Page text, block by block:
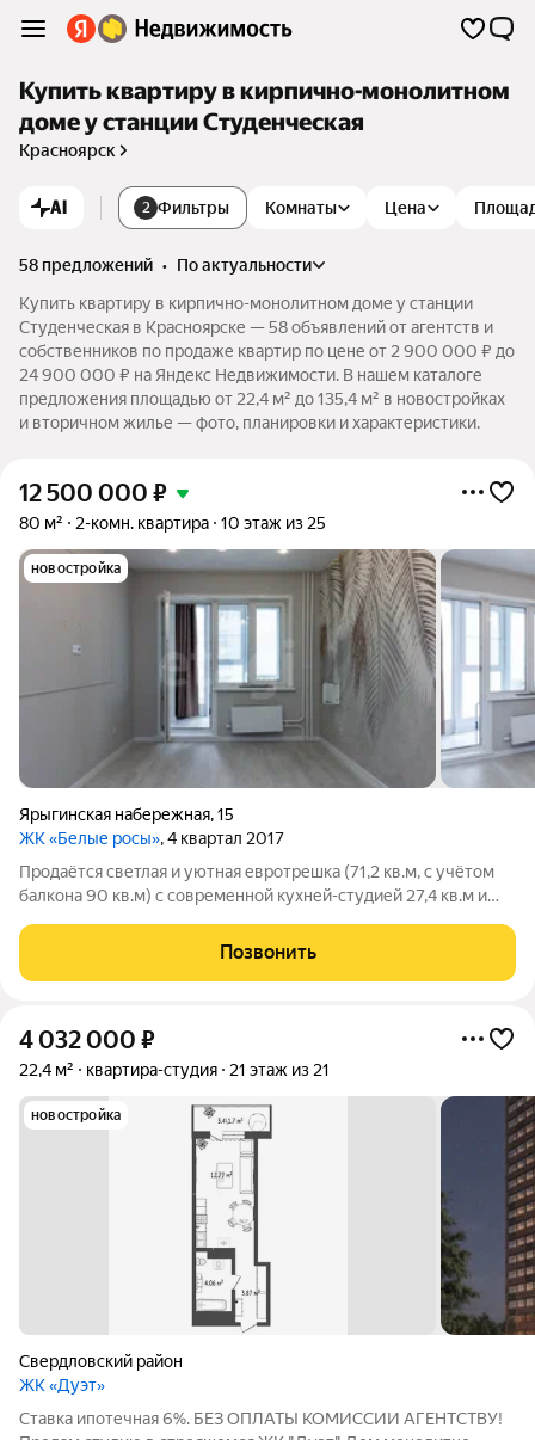
Купить квартиру в кирпично-монолитном
доме у станции Студенческая
Красноярск
AI 2 Фильтры Комнаты Цена
58 предложений •
по актуальности
Купить квартиру в кирпично-монолитном доме у станции
Студенческая в Красноярске — 58 объявлений от агентств и
собственников по продаже квартир по цене от 2 900 000 ₽ до
24 900 000 ₽ на Яндекс Недвижимости. В нашем каталоге
предложения площадью от 22,4 м² до 135,4 м² в новостройках
и вторичном жилье — фото, планировки и характеристики.
12 500 000 ₽
80 м² 2-комн. квартира 10 этаж из 25
новостройка
Ярыгинская набережная,15
ЖК «Белые росы», 4 квартал 2017
Продаётся светлая и уютная евротрешка (71,2 кв.м, с учётом
балкона 90 кв.м) с современной кухней-студией 27,4 кв.м и
Просторный коридор (12 кв.м) дополнен вместительным
встроенным шкафом.
Позвонить
4 032 000 ₽
22,4 м² квартира-студия 21 этаж из 21
новостройка
Свердловский район
ЖК «Дуэт»
Ставка ипотечная 6%. БЕЗ ОПЛАТЫ КОМИССИИ АГЕНТСТВУ!